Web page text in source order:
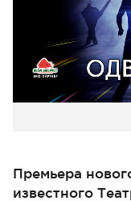
Премьера
известного